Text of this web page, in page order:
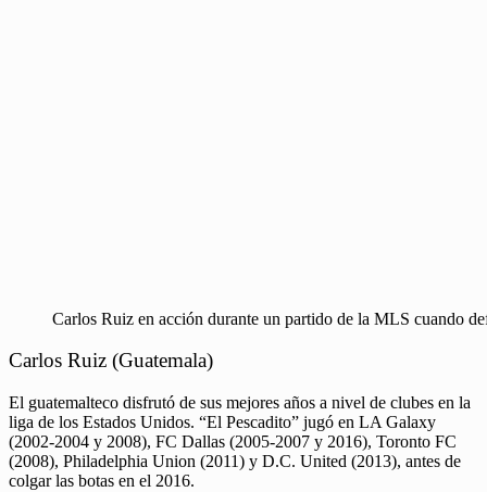
Carlos Ruiz en acción durante un partido de la MLS cuando
Carlos Ruiz (Guatemala)
El guatemalteco disfrutó de sus mejores años a nivel de clubes en la
liga de los Estados Unidos. “El Pescadito” jugó en LA Galaxy
(2002-2004 y 2008), FC Dallas (2005-2007 y 2016), Toronto FC
(2008), Philadelphia Union (2011) y D.C. United (2013), antes de
colgar las botas en el 2016.